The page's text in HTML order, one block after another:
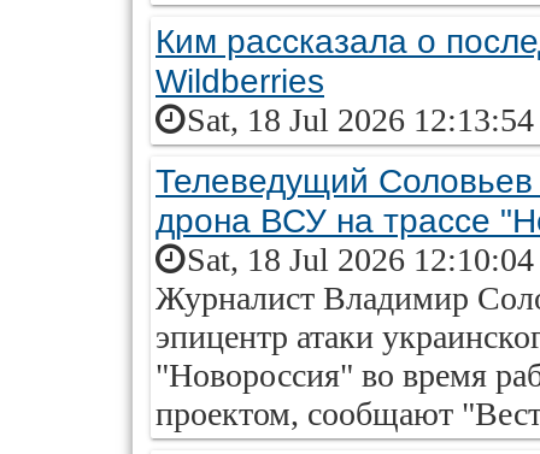
Ким рассказала о
Wildberries
Sat, 18 Jul 2026
Телеведущий Соловьев
дрона ВСУ на трассе
Sat, 18 Jul 2026
Журналист Владимир
эпицентр атаки
"Новороссия" во время
проектом, сообщают